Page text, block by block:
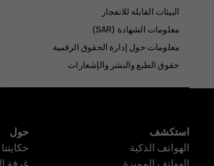
البيئات القابلة للانفجار
معلومات الشهادة (SAR‏)
معلومات حول إدارة الحقوق الرقمية
حقوق الطبع والنشر والإشعارات
استكشف
الهواتف الذكية
الهواتف المميزة
حول
حكايتنا
غرفة